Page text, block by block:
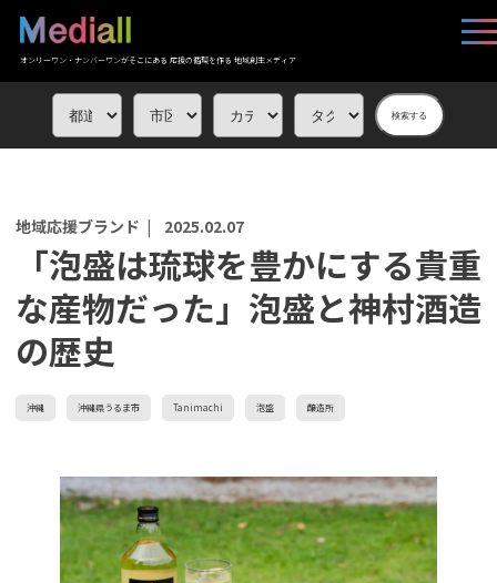
オンリーワン・ナンバーワンがそこにある 応援の循環を作る 地域創生メディア
検索する
地域応援ブランド | 2025.02.07
「泡盛は琉球を豊かにする貴重
な産物だった」泡盛と神村酒造
の歴史
沖縄 沖縄県うるま市 Tanimachi 泡盛 醸造所